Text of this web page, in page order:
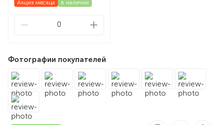
Акция месяца в наличии
0
Фотографии покупателей